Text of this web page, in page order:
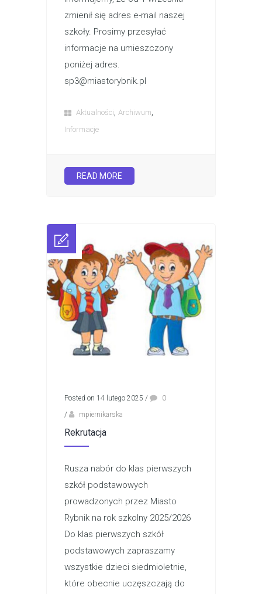
zmienił się adres e-mail naszej
szkoły. Prosimy przesyłać
informacje na umieszczony
poniżej adres.
sp3@miastorybnik.pl
Aktualności Archiwum
Informacje
READ MORE
Posted on 14 lutego 2025 /
0
/
mpiernikarska
Rekrutacja
Rusza nabór do klas pierwszych
szkół podstawowych
prowadzonych przez Miasto
Rybnik na rok szkolny 2025/2026
Do klas pierwszych szkół
podstawowych zapraszamy
wszystkie dzieci siedmioletnie,
które obecnie uczęszczają do